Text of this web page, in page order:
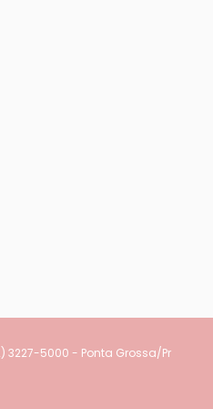
3227-5000 - Ponta Grossa/Pr